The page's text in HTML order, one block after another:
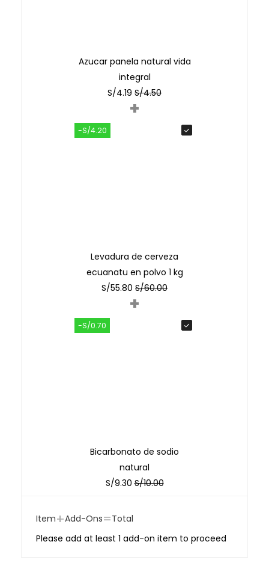
Azucar panela natural vida
integral
S/4.19 S/4.50
+
-S/4.20
Levadura de cerveza
ecuanatu en polvo 1 kg
S/55.80 S/60.00
+
-S/0.70
Bicarbonato de sodio
natural
S/9.30 S/10.00
Item+Add-Ons=Total
Please add at least 1 add-on item to proceed